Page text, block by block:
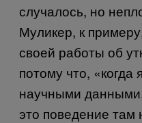
случалось, но
Муликер, к
своей работы об
потому что, «когда
научными
это поведение там